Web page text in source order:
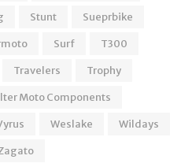
Stunt
Sueprbike
Surf
T300
Travelers
Trophy
Moto Components
Weslake
Wildays